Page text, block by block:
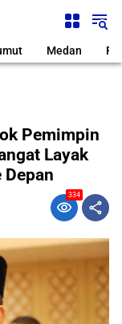
Medan
Pemimpin
Layak
334